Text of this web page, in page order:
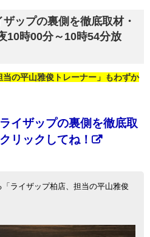
ップの裏側を徹底取材・
10時00分～10時54分放
の平山雅俊トレーナー」もわずか
イザップの裏側を徹底取
リックしてね！
ライザップ柏店、担当の平山雅俊